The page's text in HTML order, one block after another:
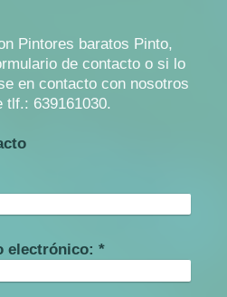
Pintores baratos Pinto,
de contacto o si lo
en contacto con nosotros
tlf.: 639161030.
electrónico: *